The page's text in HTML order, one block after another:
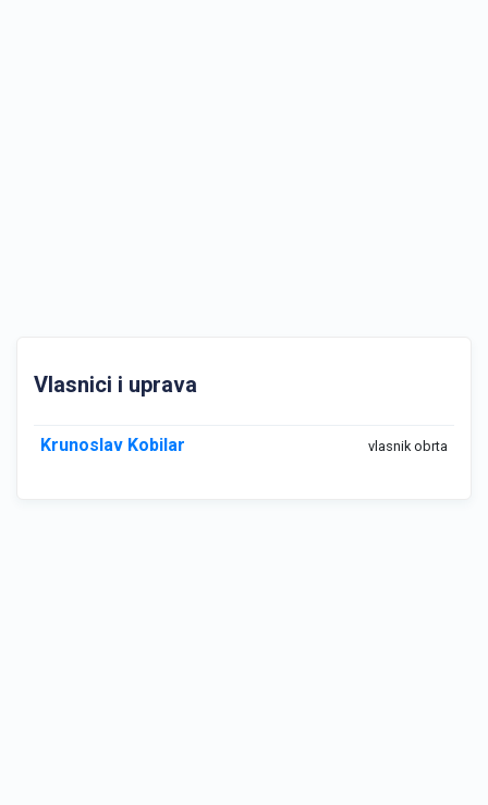
Vlasnici i uprava
Krunoslav Kobilar vlasnik obrta